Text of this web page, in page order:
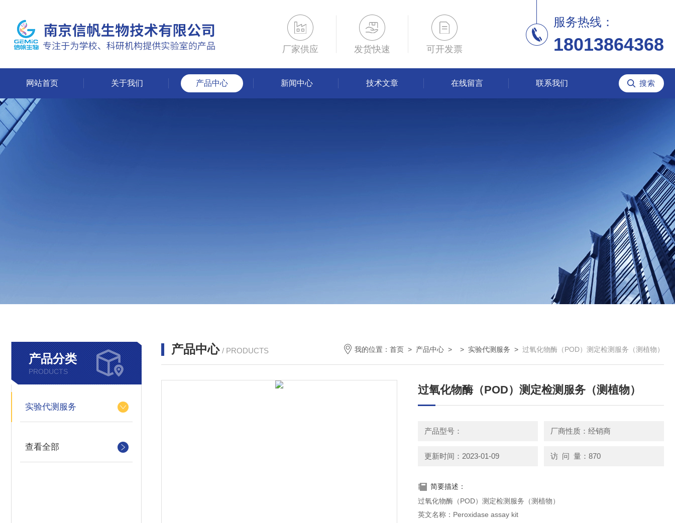
厂家供应 发货快速 可开发票
服务热线：
18013864368
网站首页 关于我们 产品中心 新闻中心 技术文章 在线留言 联系我们
产品分类
PRODUCTS
实验代测服务
查看全部
产品中心 / PRODUCTS 我的位置： 首页 > 产品中心 > > 实验代测服务 > 过氧化物酶（POD）测定检测服务（测植物）
过氧化物酶（POD）测定检测服务（测植物）
产品型号： 厂商性质：经销商
更新时间：2023-01-09 访 问 量：870
简要描述：
过氧化物酶（POD）测定检测服务（测植物）
英文名称：Peroxidase assay kit